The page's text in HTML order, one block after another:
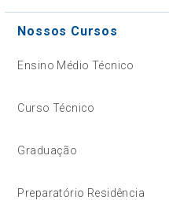
Nossos Cursos
Ensino Médio Técnico
Curso Técnico
Graduação
Preparatório Residência